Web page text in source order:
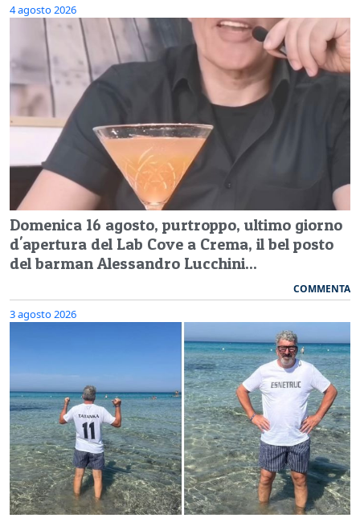
4 agosto 2026
Domenica 16 agosto, purtroppo, ultimo giorno
d'apertura del Lab Cove a Crema, il bel posto
del barman Alessandro Lucchini...
COMMENTA
3 agosto 2026